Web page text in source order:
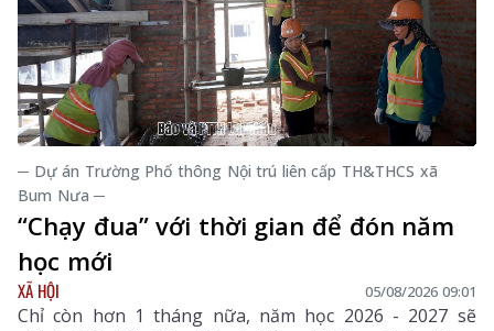
─ Dự án Trường Phổ thông Nội trú liên cấp TH&THCS xã
Bum Nưa ─
“Chạy đua” với thời gian để đón năm
học mới
XÃ HỘI 05/08/2026 09:01
Chỉ còn hơn 1 tháng nữa, năm học 2026 - 2027 sẽ